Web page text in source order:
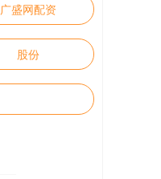
广盛网配资
股份